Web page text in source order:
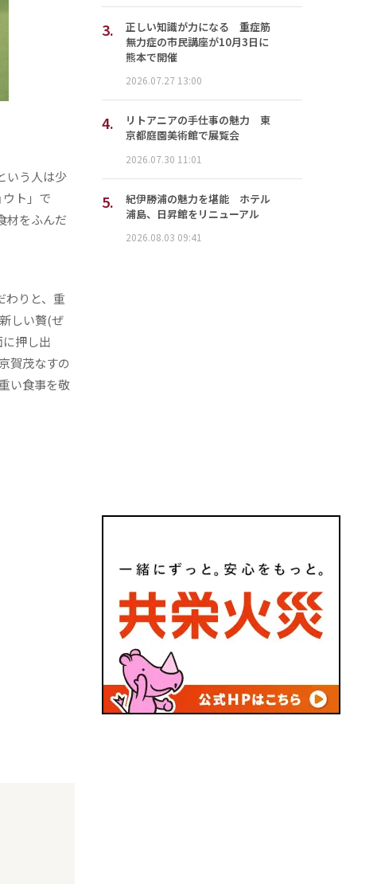
いう人は少
ト」で
材をふんだ
りと、重
しい贅(ぜ
押し出
賀茂なすの
い食事を敬
3.
正しい知識が力になる 重症筋
無力症の市民講座が10月3日に
熊本で開催
2026.07.27 13:00
4.
リトアニアの手仕事の魅力 東
京都庭園美術館で展覧会
2026.07.30 11:01
5.
紀伊勝浦の魅力を堪能 ホテル
浦島、日昇館をリニューアル
2026.08.03 09:41